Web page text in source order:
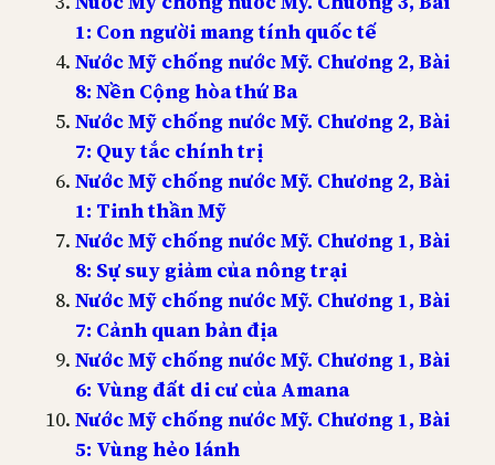
1: Con người mang tính quốc tế
Nước Mỹ chống nước Mỹ. Chương 2, Bài
8: Nền Cộng hòa thứ Ba
Nước Mỹ chống nước Mỹ. Chương 2, Bài
7: Quy tắc chính trị
Nước Mỹ chống nước Mỹ. Chương 2, Bài
1: Tinh thần Mỹ
Nước Mỹ chống nước Mỹ. Chương 1, Bài
8: Sự suy giảm của nông trại
Nước Mỹ chống nước Mỹ. Chương 1, Bài
7: Cảnh quan bản địa
Nước Mỹ chống nước Mỹ. Chương 1, Bài
6: Vùng đất di cư của Amana
Nước Mỹ chống nước Mỹ. Chương 1, Bài
5: Vùng hẻo lánh